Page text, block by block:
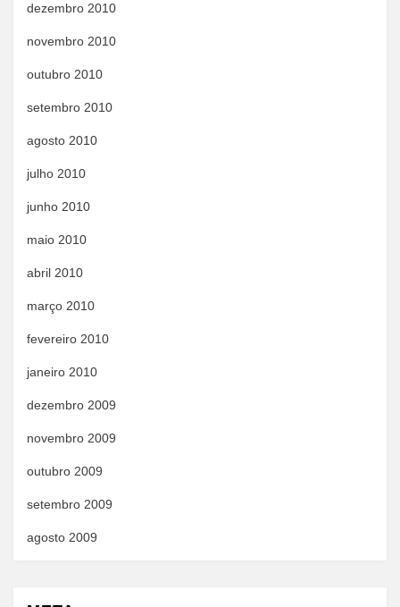
dezembro 2010
novembro 2010
outubro 2010
setembro 2010
agosto 2010
julho 2010
junho 2010
maio 2010
abril 2010
março 2010
fevereiro 2010
janeiro 2010
dezembro 2009
novembro 2009
outubro 2009
setembro 2009
agosto 2009